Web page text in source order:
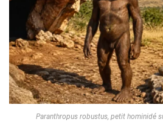
Paranthropus robustus, petit hominidé